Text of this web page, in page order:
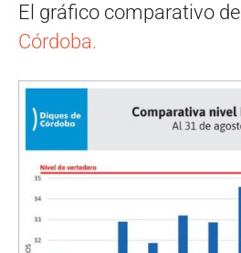
El gráfico comparativo de
Córdoba.